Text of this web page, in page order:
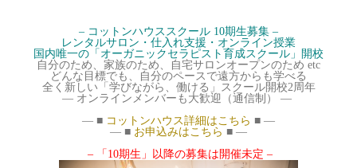
– コットンハウススクール 10期生募集 –
レンタルサロン・仕入れ支援・オンライン授業
国内唯一の「オーガニックセラピスト育成スクール」開校
自分のため、家族のため、自宅サロンオープンのため etc
どんな目標でも、自分のペースで遠方からも学べる
全く新しい「学びながら、働ける」スクール開校2周年
— オンラインメンバーも大歓迎（通信制） —
— ■ コットンハウス詳細はこちら ■ —
— ■ お申込みはこちら ■ —
– 「10期生」以降の募集は開催未定 –